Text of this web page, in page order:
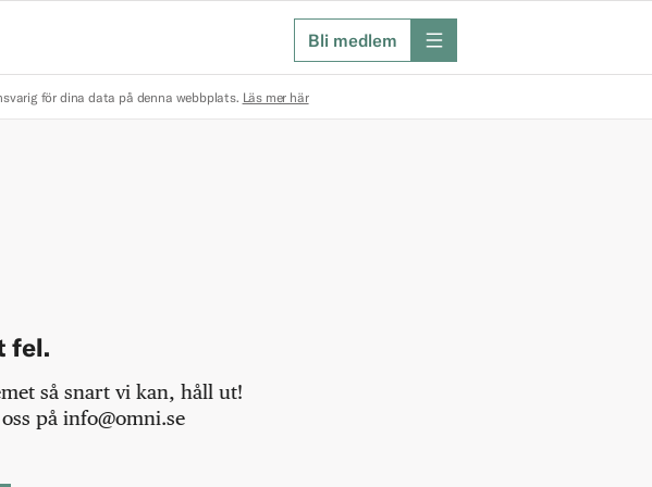
Bli medlem meny
för dina data på denna webbplats. Läs mer här
fel.
så snart vi kan, håll ut!
på info@omni.se